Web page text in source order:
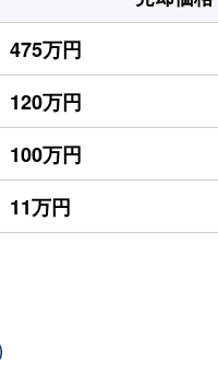
475万円
120万円
100万円
11万円